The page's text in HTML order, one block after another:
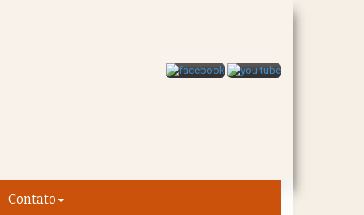
Contato